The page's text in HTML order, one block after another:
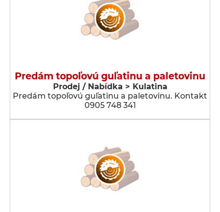
Predám topoľovú guľatinu a paletovinu
Prodej / Nabídka > Kulatina
Predám topoľovú guľatinu a paletovinu. Kontakt
0905 748 341